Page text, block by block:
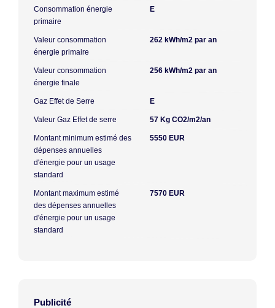
Consommation énergie
primaire
E
Valeur consommation
énergie primaire
262 kWh/m2 par an
Valeur consommation
énergie finale
256 kWh/m2 par an
Gaz Effet de Serre E
Valeur Gaz Effet de serre 57 Kg CO2/m2/an
Montant minimum estimé des
dépenses annuelles
d'énergie pour un usage
standard
5550 EUR
Montant maximum estimé
des dépenses annuelles
d'énergie pour un usage
standard
7570 EUR
Publicité